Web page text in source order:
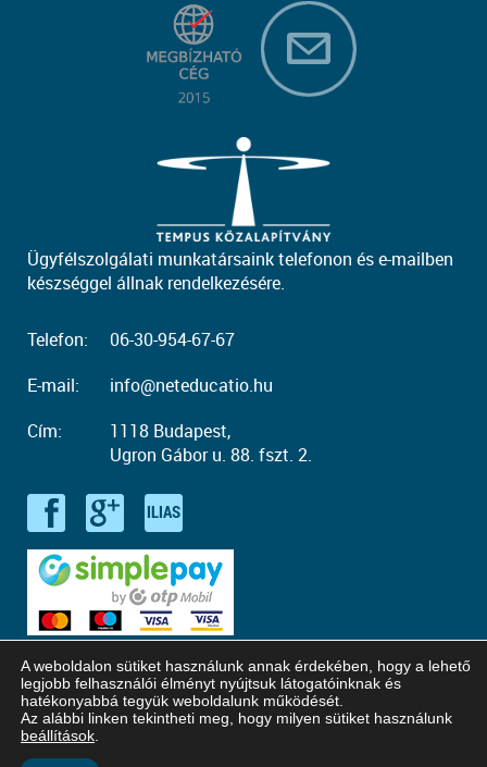
Ügyfélszolgálati munkatársaink telefonon és e-mailben
készséggel állnak rendelkezésére.
Telefon:
06-30-954-67-67
E-mail:
info@neteducatio.hu
Cím:
1118 Budapest,
Ugron Gábor u. 88. fszt. 2.
© Copyright 2016 - 2026. Neteducatio. Minden jog fenntartva!
A weboldalon sütiket használunk annak érdekében, hogy a lehető
legjobb felhasználói élményt nyújtsuk látogatóinknak és
hatékonyabbá tegyük weboldalunk működését.
Az alábbi linken tekintheti meg, hogy milyen sütiket használunk
beállítások